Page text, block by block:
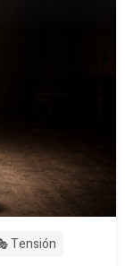
Tensión